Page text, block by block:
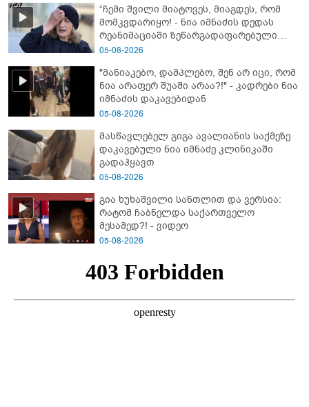
“ჩემი შვილი მიატოვეს, მიაგდეს, რომ
მომკვდარიყო! - ნია იმნაძის დედას
რეანიმაციაში ზეწარგადაფარებული
შვილი არ უნახავს” - გიგა ავალიანის
05-08-2026
"მანიაკებო, დამპლებო, შენ არ იცი, რომ
ნია არაფერ შუაში არაა?!" - კადრები ნია
იმნაძის დაკავებიდან
05-08-2026
მასწავლებელ გიგა ავალიანის საქმეზე
დაკავებული ნია იმნაძე კლინიკაში
გადაჰყავთ
05-08-2026
გია ხუხაშვილი სანთლით და ვერსია:
რატომ ჩაბნელდა საქართველო
მესამედ?! - ვიდეო
05-08-2026